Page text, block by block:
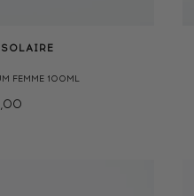
FEMME 100ML